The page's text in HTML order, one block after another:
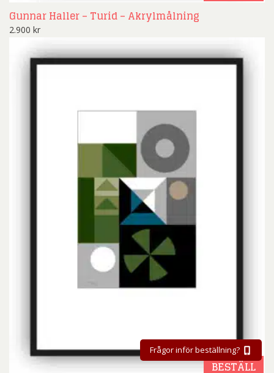
Gunnar Haller – Turid – Akrylmålning
2.900 kr
BESTÄLL
Frågor inför beställning?